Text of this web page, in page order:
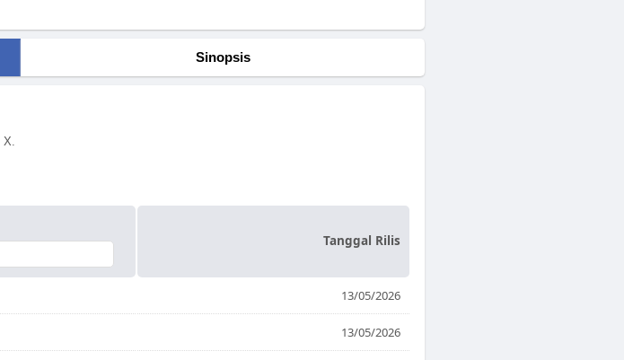
Sinopsis
X.
Tanggal Rilis
13/05/2026
13/05/2026